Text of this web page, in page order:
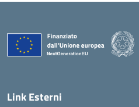
Link Esterni